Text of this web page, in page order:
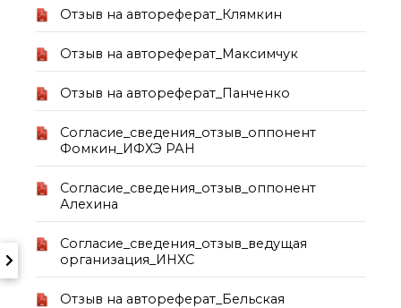
должностей
История ВХК РАН
Преподавательский
состав
Достижения
Почтовый сервер
Внутренний сайт
ЯМР-центр ИОХ РАН
Отзыв на автореферат_Клямкин
Отзыв на автореферат_Максимчук
Отзыв на автореферат_Панченко
Согласие_сведения_отзыв_оппонент
Фомкин_ИФХЭ РАН
Согласие_сведения_отзыв_оппонент
Алехина
Согласие_сведения_отзыв_ведущая
организация_ИНХС
Отзыв на автореферат_Бельская